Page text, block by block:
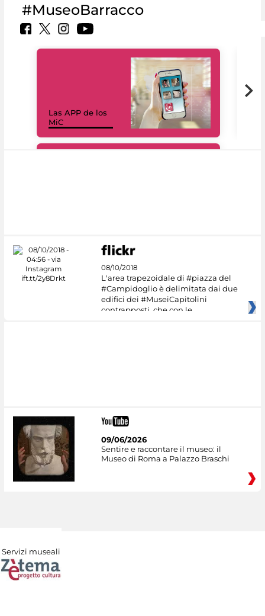
#MuseoBarracco
Las APP de los
MiC
08/10/2018
L'area trapezoidale di #piazza del
#Campidoglio è delimitata dai due
edifici dei #MuseiCapitolini
contrapposti, che con le
09/06/2026
Sentire e raccontare il museo: il
Museo di Roma a Palazzo Braschi
Servizi museali